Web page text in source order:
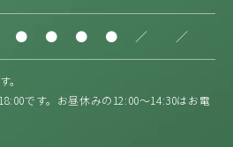
● ● ● ● ／ ／
。
です。お昼休みの12:00〜14:30はお電